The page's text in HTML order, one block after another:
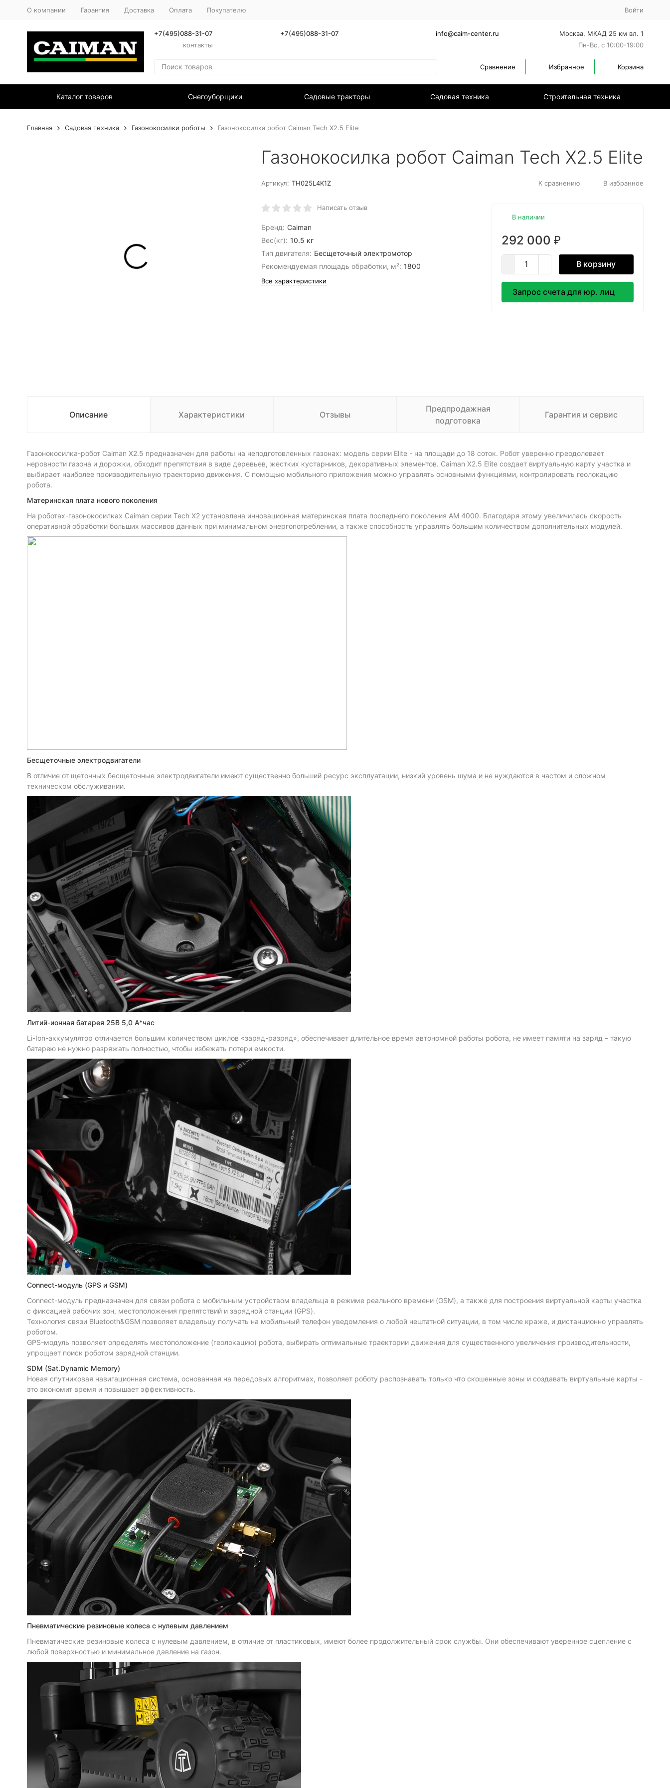
О компании Гарантия Доставка Оплата Покупателю Войти
+7(495)088-31-07
контакты
+7(495)088-31-07 info@caim-center.ru
Москва, МКАД 25 км вл. 1
Пн-Вс, с 10:00-19:00
Сравнение Избранное Корзина
Каталог товаров Снегоуборщики Садовые тракторы Садовая техника Строительная техника
Главная Садовая техника Газонокосилки роботы Газонокосилка робот Caiman Tech X2.5 Elite
Газонокосилка робот Caiman Tech X2.5 Elite
Артикул: TH025L4K1Z К сравнению В избранное
Написать отзыв
Бренд: Caiman
Вес(кг): 10.5 кг
Тип двигателя: Бесщеточный электромотор
Рекомендуемая площадь обработки, м²: 1800
Все характеристики
В наличии
292 000 ₽
В корзину
Запрос счета для юр. лиц
Описание Характеристики Отзывы
Предпродажная
подготовка
Гарантия и сервис
Газонокосилка-робот Caiman X2.5 предназначен для работы на неподготовленных газонах: модель серии Elite - на площади до 18 соток. Робот уверенно преодолевает
неровности газона и дорожки, обходит препятствия в виде деревьев, жестких кустарников, декоративных элементов. Caiman X2.5 Elite создает виртуальную карту участка и
выбирает наиболее производительную траекторию движения. С помощью мобильного приложения можно управлять основными функциями, контролировать геолокацию
робота.
Материнская плата нового поколения
На роботах-газонокосилках Caiman серии Tech X2 установлена инновационная материнская плата последнего поколения AM 4000. Благодаря этому увеличилась скорость
оперативной обработки больших массивов данных при минимальном энергопотреблении, а также способность управлять большим количеством дополнительных модулей.
Бесщеточные электродвигатели
В отличие от щеточных бесщеточные электродвигатели имеют существенно больший ресурс эксплуатации, низкий уровень шума и не нуждаются в частом и сложном
техническом обслуживании.
Литий-ионная батарея 25В 5,0 А*час
Li-Ion-аккумулятор отличается большим количеством циклов «заряд-разряд», обеспечивает длительное время автономной работы робота, не имеет памяти на заряд – такую
батарею не нужно разряжать полностью, чтобы избежать потери емкости.
Connect-модуль (GPS и GSM)
Connect-модуль предназначен для связи робота с мобильным устройством владельца в режиме реального времени (GSM), а также для построения виртуальной карты участка
с фиксацией рабочих зон, местоположения препятствий и зарядной станции (GPS).
Технология связи Bluetooth&GSM позволяет владельцу получать на мобильный телефон уведомления о любой нештатной ситуации, в том числе краже, и дистанционно управлять
роботом.
GPS-модуль позволяет определять местоположение (геолокацию) робота, выбирать оптимальные траектории движения для существенного увеличения производительности,
упрощает поиск роботом зарядной станции.
SDM (Sat.Dynamic Memory)
Новая спутниковая навигационная система, основанная на передовых алгоритмах, позволяет роботу распознавать только что скошенные зоны и создавать виртуальные карты -
это экономит время и повышает эффективность.
Пневматические резиновые колеса с нулевым давлением
Пневматические резиновые колеса с нулевым давлением, в отличие от пластиковых, имеют более продолжительный срок службы. Они обеспечивают уверенное сцепление с
любой поверхностью и минимальное давление на газон.